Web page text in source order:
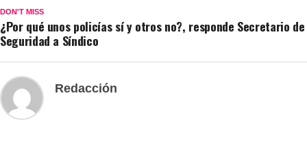
DON'T MISS
¿Por qué unos policías sí y otros no?, responde Secretario de
Seguridad a Síndico
Redacción